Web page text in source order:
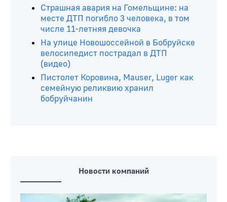
Страшная авария на Гомельщине: на
месте ДТП погибло 3 человека, в том
числе 11-летняя девочка
На улице Новошоссейной в Бобруйске
велосипедист пострадал в ДТП
(видео)
Пистолет Коровина, Mauser, Luger как
семейную реликвию хранил
бобруйчанин
Новости компаний